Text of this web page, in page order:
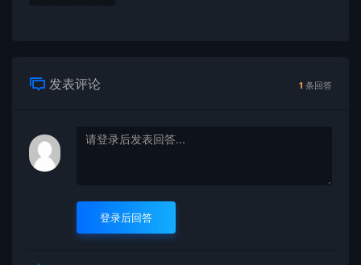
发表评论 1 条回答
登录后回答